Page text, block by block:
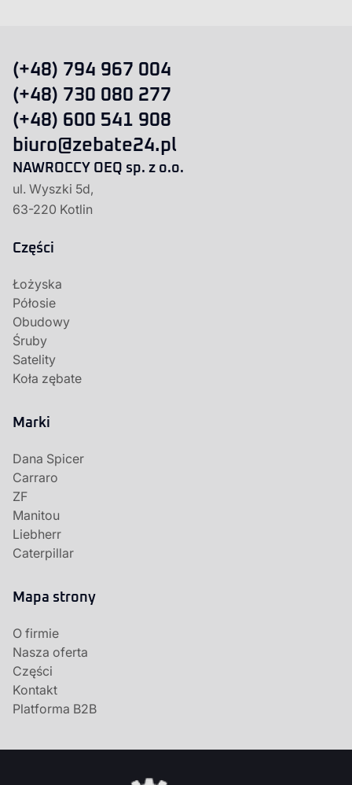
(+48) 794 967 004
(+48) 730 080 277
(+48) 600 541 908
biuro@zebate24.pl
NAWROCCY OEQ sp. z o.o.
ul. Wyszki 5d,
63-220 Kotlin
Części
Łożyska
Półosie
Obudowy
Śruby
Satelity
Koła zębate
Marki
Dana Spicer
Carraro
ZF
Manitou
Liebherr
Caterpillar
Mapa strony
O firmie
Nasza oferta
Części
Kontakt
Platforma B2B